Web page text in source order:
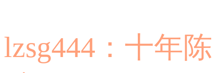
lzsg444：十年陈